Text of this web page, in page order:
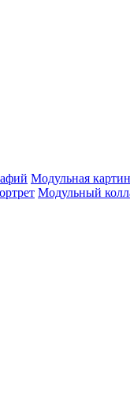
Модульная
Модульный